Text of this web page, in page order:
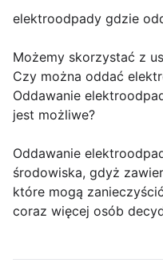
elektroodpady gdzie
Możemy skorzystać z
Czy można oddać
Oddawanie
jest możliwe?
Oddawanie
środowiska, gdyż
które mogą
coraz więcej osób